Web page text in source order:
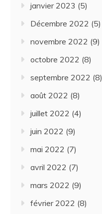
janvier 2023 (5)
Décembre 2022 (5)
novembre 2022 (9)
octobre 2022 (8)
septembre 2022 (8)
août 2022 (8)
juillet 2022 (4)
juin 2022 (9)
mai 2022 (7)
avril 2022 (7)
mars 2022 (9)
février 2022 (8)